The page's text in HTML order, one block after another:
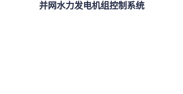
并网水力发电机组控制系统